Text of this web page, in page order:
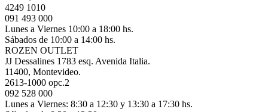
4249 1010
091 493 000
Lunes a Viernes 10:00 a 18:00 hs.
Sábados de 10:00 a 14:00 hs.
ROZEN OUTLET
JJ Dessalines 1783 esq. Avenida Italia.
11400, Montevideo.
2613-1000 opc.2
092 528 000
Lunes a Viernes: 8:30 a 12:30 y 13:30 a 17:30 hs.